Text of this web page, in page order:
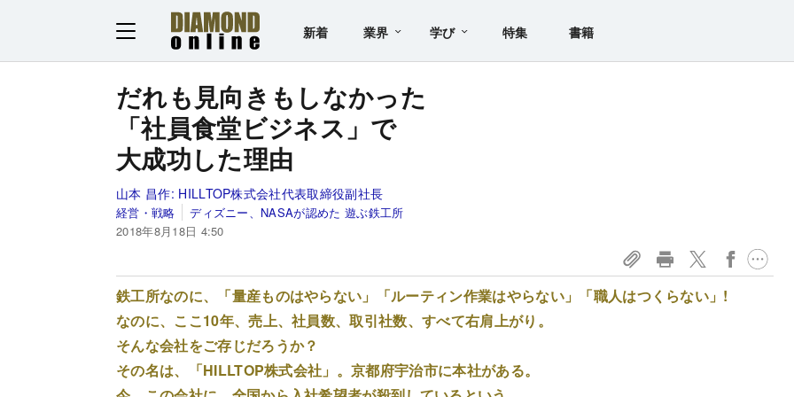
新着 業界 学び 特集 書籍
だれも見向きもしなかった
「社員食堂ビジネス」で
大成功した理由
山本 昌作: HILLTOP株式会社代表取締役副社長
経営・戦略
ディズニー、NASAが認めた 遊ぶ鉄工所
2018年8月18日 4:50
鉄工所なのに、「量産ものはやらない」「ルーティン作業はやらない」「職人はつくらない」!
なのに、ここ10年、売上、社員数、取引社数、すべて右肩上がり。
そんな会社をご存じだろうか？
その名は、「HILLTOP株式会社」。京都府宇治市に本社がある。